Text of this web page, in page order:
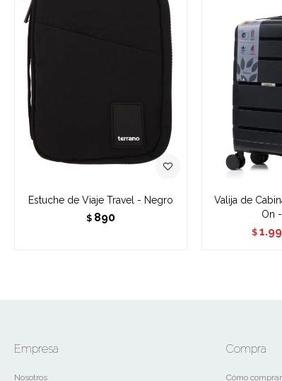
Estuche de Viaje Travel - Negro
$ 890
Valija de
On
$
Empresa
Nosotros
Compra
Cómo comprar